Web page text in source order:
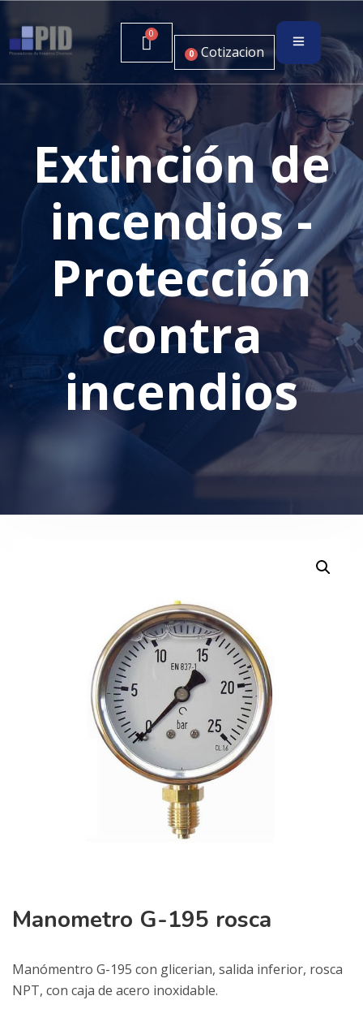
0 Cotizacion
Extinción de
incendios -
Protección
contra
incendios
Manometro G-195 rosca
Manómentro G-195 con glicerian, salida inferior, rosca
NPT, con caja de acero inoxidable.